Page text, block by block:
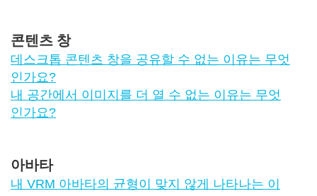
콘텐츠 창
데스크톱 콘텐츠 창을 공유할 수 없는 이유는 무엇
인가요?
내 공간에서 이미지를 더 열 수 없는 이유는 무엇
인가요?
아바타
내 VRM 아바타의 균형이 맞지 않게 나타나는 이